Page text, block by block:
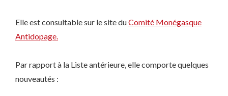
Elle est consultable sur le site duComité Monégasque
Antidopage.
Par rapport à la Liste antérieure, elle comporte quelques
nouveautés :